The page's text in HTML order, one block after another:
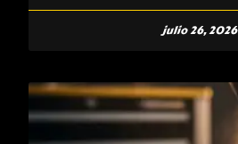
julio 26, 2026